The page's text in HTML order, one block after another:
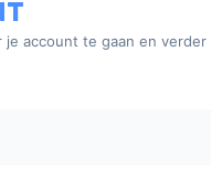
je account te gaan en verder